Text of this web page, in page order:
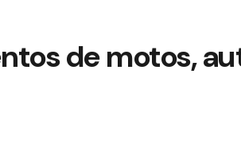
de motos,